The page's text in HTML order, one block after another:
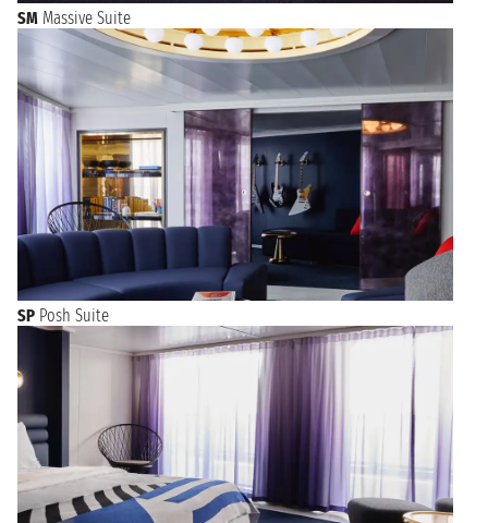
SM Massive Suite
SP Posh Suite